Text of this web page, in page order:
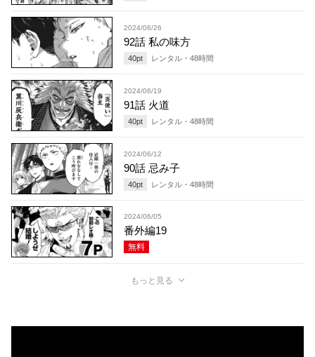
2024/06/26
92話 私の味方
40pt レンタル・ 48時間
2024/06/19
91話 火道
40pt レンタル・ 48時間
2024/06/12
90話 忌み子
40pt レンタル・ 48時間
2024/06/05
番外編19
無料
もっと見る